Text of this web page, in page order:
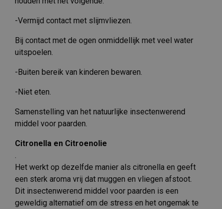
-Vermijd contact met slijmvliezen.
Bij contact met de ogen onmiddellijk met veel water
uitspoelen.
-Buiten bereik van kinderen bewaren.
-Niet eten.
Samenstelling van het natuurlijke insectenwerend
middel voor paarden.
Citronella en Citroenolie
Het werkt op dezelfde manier als citronella en geeft
een sterk aroma vrij dat muggen en vliegen afstoot.
Dit insectenwerend middel voor paarden is een
geweldig alternatief om de stress en het ongemak te